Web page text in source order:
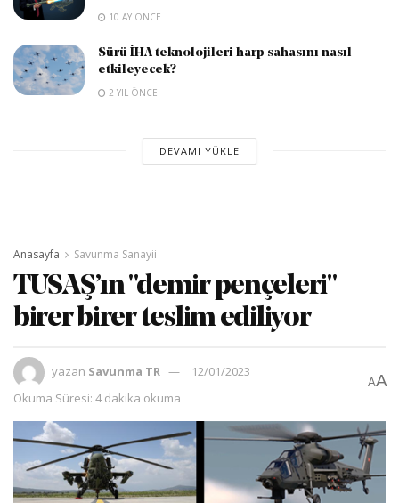
10 AY ÖNCE
Sürü İHA teknolojileri harp sahasını nasıl
etkileyecek?
2 YIL ÖNCE
DEVAMI YÜKLE
Anasayfa Savunma Sanayii
TUSAŞ’ın "demir pençeleri"
birer birer teslim ediliyor
yazan Savunma TR
12/01/2023
Okuma Süresi: 4 dakika okuma
AA